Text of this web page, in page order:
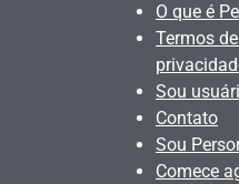
O que é
Termos
Sou
Contato
Sou
Comece